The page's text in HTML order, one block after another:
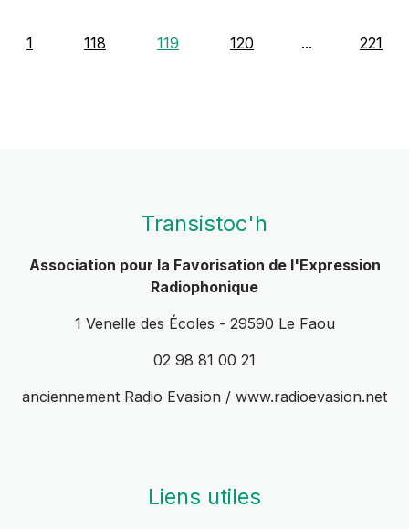
1 118 119 120 ... 221
Transistoc'h
Association pour la Favorisation de l'Expression
Radiophonique
1 Venelle des Écoles - 29590 Le Faou
02 98 81 00 21
anciennement Radio Evasion / www.radioevasion.net
Liens utiles